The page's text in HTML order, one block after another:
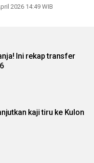
2026 14:49 WIB
Ini rekap transfer
kaji tiru ke Kulon